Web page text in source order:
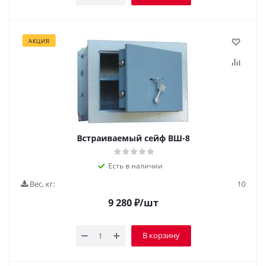
АКЦИЯ
Встраиваемый сейф ВШ-8
Есть в наличии
Вес, кг: 10
9 280₽/шт
В корзину